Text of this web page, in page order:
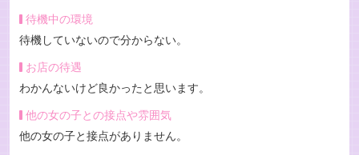
待機中の環境
待機していないので分からない。
お店の待遇
わかんないけど良かったと思います。
他の女の子との接点や雰囲気
他の女の子と接点がありません。